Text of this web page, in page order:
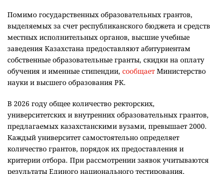
Помимо государственных образовательных грантов,
выделяемых за счет республиканского бюджета и средств
местных исполнительных органов, высшие учебные
заведения Казахстана предоставляют абитуриентам
собственные образовательные гранты, скидки на оплату
обучения и именные стипендии,сообщает
В 2026 году общее количество ректорских,
университетских и внутренних образовательных грантов,
предлагаемых казахстанскими вузами, превышает 2000.
Каждый университет самостоятельно определяет
количество грантов, порядок их предоставления и
критерии отбора. При рассмотрении заявок учитываются